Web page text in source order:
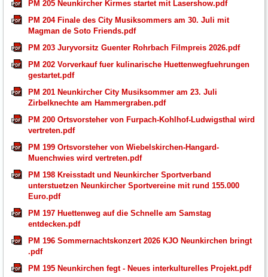
PM 205 Neunkircher Kirmes startet mit Lasershow.pdf
PM 204 Finale des City Musiksommers am 30. Juli mit
Magman de Soto Friends.pdf
PM 203 Juryvorsitz Guenter Rohrbach Filmpreis 2026.pdf
PM 202 Vorverkauf fuer kulinarische Huettenwegfuehrungen
gestartet.pdf
PM 201 Neunkircher City Musiksommer am 23. Juli
Zirbelknechte am Hammergraben.pdf
PM 200 Ortsvorsteher von Furpach-Kohlhof-Ludwigsthal wird
vertreten.pdf
PM 199 Ortsvorsteher von Wiebelskirchen-Hangard-
Muenchwies wird vertreten.pdf
PM 198 Kreisstadt und Neunkircher Sportverband
unterstuetzen Neunkircher Sportvereine mit rund 155.000
Euro.pdf
PM 197 Huettenweg auf die Schnelle am Samstag
entdecken.pdf
PM 196 Sommernachtskonzert 2026 KJO Neunkirchen bringt
.pdf
PM 195 Neunkirchen fegt - Neues interkulturelles Projekt.pdf